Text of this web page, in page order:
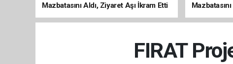
Mazbatasını Aldı, Ziyaret Aşı İkram Etti
Mazbatasını
FIRAT